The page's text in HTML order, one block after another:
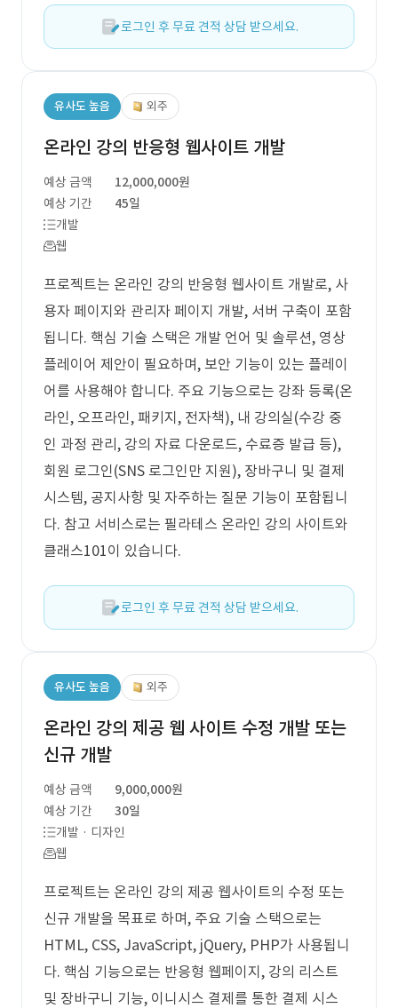
로그인 후 무료 견적 상담 받으세요.
유사도 높음 외주
온라인 강의 반응형 웹사이트 개발
예상 금액
12,000,000원
예상 기간
45일
개발
웹
프로젝트는 온라인 강의 반응형 웹사이트 개발로, 사
용자 페이지와 관리자 페이지 개발, 서버 구축이 포함
됩니다. 핵심 기술 스택은 개발 언어 및 솔루션, 영상
플레이어 제안이 필요하며, 보안 기능이 있는 플레이
어를 사용해야 합니다. 주요 기능으로는 강좌 등록(온
라인, 오프라인, 패키지, 전자책), 내 강의실(수강 중
인 과정 관리, 강의 자료 다운로드, 수료증 발급 등),
회원 로그인(SNS 로그인만 지원), 장바구니 및 결제
시스템, 공지사항 및 자주하는 질문 기능이 포함됩니
다. 참고 서비스로는 필라테스 온라인 강의 사이트와
클래스101이 있습니다.
로그인 후 무료 견적 상담 받으세요.
유사도 높음 외주
온라인 강의 제공 웹 사이트 수정 개발 또는
신규 개발
예상 금액
9,000,000원
예상 기간
30일
개발 · 디자인
웹
프로젝트는 온라인 강의 제공 웹사이트의 수정 또는
신규 개발을 목표로 하며, 주요 기술 스택으로는
HTML, CSS, JavaScript, jQuery, PHP가 사용됩니
다. 핵심 기능으로는 반응형 웹페이지, 강의 리스트
및 장바구니 기능, 이니시스 결제를 통한 결제 시스